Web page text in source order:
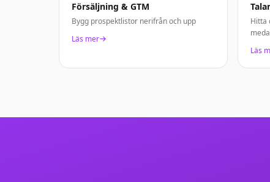
Försäljning & GTM
Bygg prospektlistor nerifrån och upp
Läs mer
Hitta
Läs